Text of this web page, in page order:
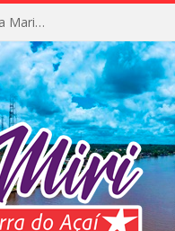
Prefeitura inicia obra de pavimentação no Ramal da Vila Santa Maria do Icatu